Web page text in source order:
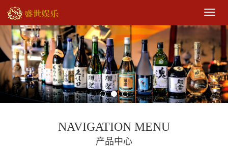
导
单
NAVIGATION MENU
产品中心